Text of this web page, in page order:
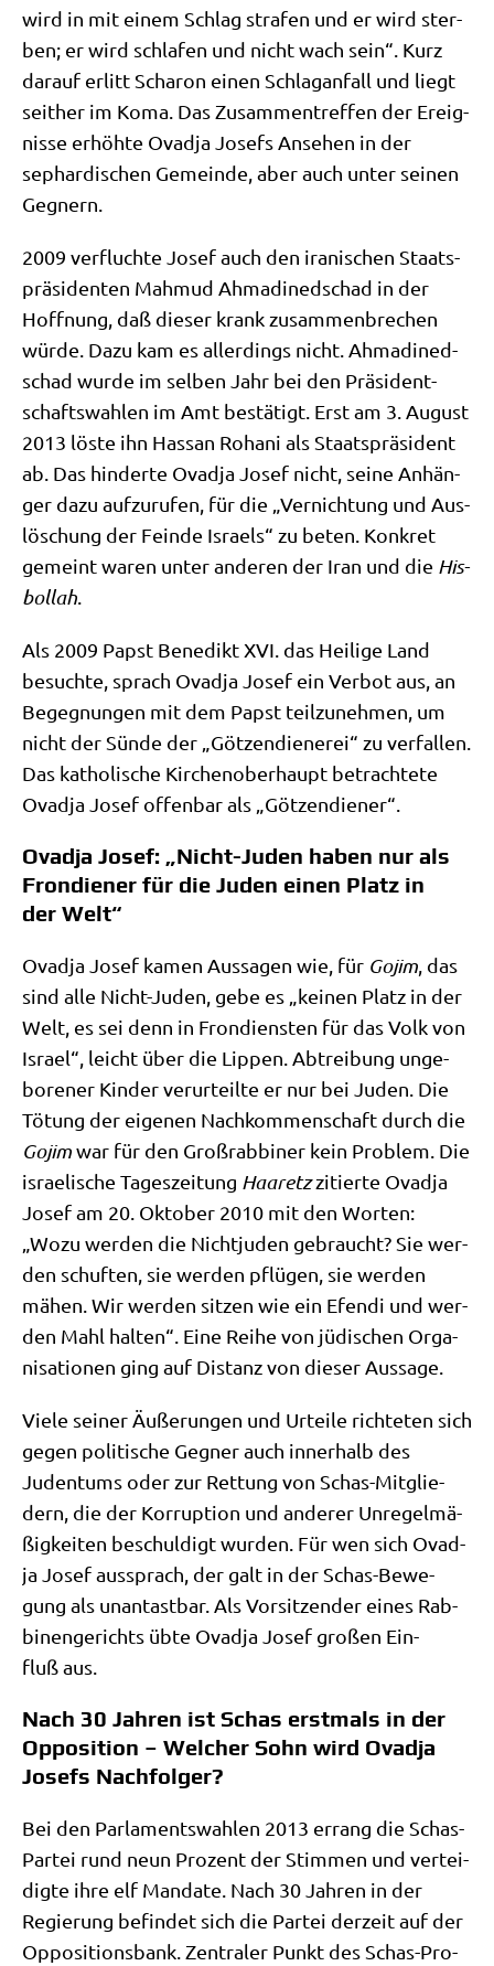
wird in mit einem Schlag stra­fen und er wird ster­
ben; er wird schla­fen und nicht wach sein“. Kurz
dar­auf erlitt Scha­ron einen Schlag­an­fall und liegt
seit­her im Koma. Das Zusam­men­tref­fen der Ereig­
nis­se erhöh­te Ovad­ja Josefs Anse­hen in der
sephar­di­schen Gemein­de, aber auch unter sei­nen
Gegnern.
2009 ver­fluch­te Josef auch den ira­ni­schen Staats­
prä­si­den­ten Mah­mud Ahma­di­ned­schad in der
Hoff­nung, daß die­ser krank zusam­men­bre­chen
wür­de. Dazu kam es aller­dings nicht. Ahma­di­ned­
schad wur­de im sel­ben Jahr bei den Prä­si­dent­
schafts­wah­len im Amt bestä­tigt. Erst am 3. August
2013 löste ihn Hassan Roha­ni als Staats­prä­si­dent
ab. Das hin­der­te Ovad­ja Josef nicht, sei­ne Anhän­
ger dazu auf­zu­ru­fen, für die „Ver­nich­tung und Aus­
lö­schung der Fein­de Isra­els“ zu beten. Kon­kret
gemeint waren unter ande­ren der Iran und die His­
bol­lah
Als 2009 Papst Bene­dikt XVI. das Hei­li­ge Land
besuch­te, sprach Ovad­ja Josef ein Ver­bot aus, an
Begeg­nun­gen mit dem Papst teil­zu­neh­men, um
nicht der Sün­de der „Göt­zen­die­ne­rei“ zu ver­fal­len.
Das katho­li­sche Kir­chen­ober­haupt betrach­te­te
Ovad­ja Josef offen­bar als „Göt­zen­die­ner“.
Ovadja Josef: „Nicht-Juden haben nur als
Frondiener für die Juden einen Platz in
der Welt“
Ovad­ja Josef kamen Aus­sa­gen wie, für Gojim , das
sind alle Nicht-Juden, gebe es „kei­nen Platz in der
Welt, es sei denn in Fron­dien­sten für das Volk von
Isra­el“, leicht über die Lip­pen. Abtrei­bung unge­
bo­re­ner Kin­der ver­ur­teil­te er nur bei Juden. Die
Tötung der eige­nen Nach­kom­men­schaft durch die
Gojimwar für den Groß­rab­bi­ner kein Pro­blem. Die
israe­li­sche Tages­zei­tung Haa­retzzitier­te Ovad­ja
Josef am 20. Okto­ber 2010 mit den Wor­ten:
„Wozu wer­den die Nicht­ju­den gebraucht? Sie wer­
den schuf­ten, sie wer­den pflü­gen, sie wer­den
mähen. Wir wer­den sit­zen wie ein Efen­di und wer­
den Mahl hal­ten“. Eine Rei­he von jüdi­schen Orga­
ni­sa­tio­nen ging auf Distanz von die­ser Aussage.
Vie­le sei­ner Äuße­run­gen und Urtei­le rich­te­ten sich
gegen poli­ti­sche Geg­ner auch inner­halb des
Juden­tums oder zur Ret­tung von Schas-Mit­glie­
dern, die der Kor­rup­ti­on und ande­rer Unre­gel­mä­
ßig­kei­ten beschul­digt wur­den. Für wen sich Ovad­
ja Josef aus­sprach, der galt in der Schas-Bewe­
gung als unan­tast­bar. Als Vor­sit­zen­der eines Rab­
bi­nen­ge­richts übte Ovad­ja Josef gro­ßen Ein­
fluß aus.
Nach 30 Jahren ist Schas erstmals in der
Opposition – Welcher Sohn wird Ovadja
Josefs Nachfolger?
Bei den Par­la­ments­wah­len 2013 errang die Schas-
Par­tei rund neun Pro­zent der Stim­men und ver­tei­
dig­te ihre elf Man­da­te. Nach 30 Jah­ren in der
Regie­rung befin­det sich die Par­tei der­zeit auf der
Oppo­si­ti­ons­bank. Zen­tra­ler Punkt des Schas-Pro­